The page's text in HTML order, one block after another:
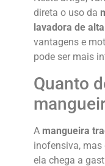
direta o uso da
lavadora de
vantagens e
pode ser mais
Quanto
A mangueira
inofensiva,
ela chega a